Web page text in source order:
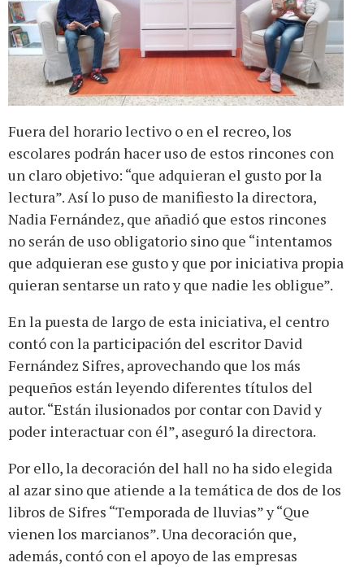
Fuera del horario lectivo o en el recreo, los
escolares podrán hacer uso de estos rincones con
un claro objetivo: “que adquieran el gusto por la
lectura”. Así lo puso de manifiesto la directora,
Nadia Fernández, que añadió que estos rincones
no serán de uso obligatorio sino que “intentamos
que adquieran ese gusto y que por iniciativa propia
quieran sentarse un rato y que nadie les obligue”.
En la puesta de largo de esta iniciativa, el centro
contó con la participación del escritor David
Fernández Sifres, aprovechando que los más
pequeños están leyendo diferentes títulos del
autor. “Están ilusionados por contar con David y
poder interactuar con él”, aseguró la directora.
Por ello, la decoración del hall no ha sido elegida
al azar sino que atiende a la temática de dos de los
libros de Sifres “Temporada de lluvias” y “Que
vienen los marcianos”. Una decoración que,
además, contó con el apoyo de las empresas